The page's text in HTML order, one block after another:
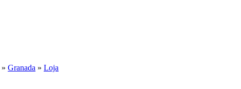
» Granada » Loja